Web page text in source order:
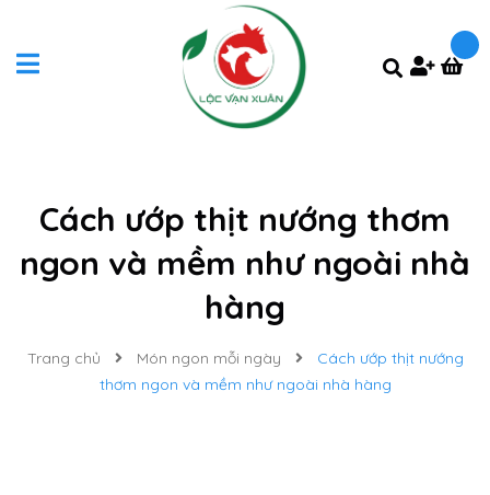
Cách ướp thịt nướng thơm
ngon và mềm như ngoài nhà
hàng
Trang chủ Món ngon mỗi ngày
Cách ướp thịt nướng
thơm ngon và mềm như ngoài nhà hàng